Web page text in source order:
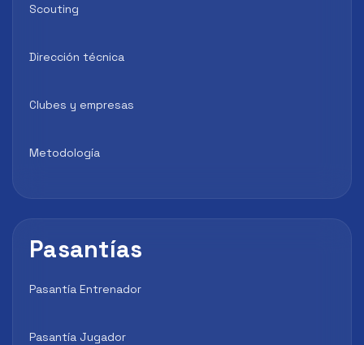
Scouting
Dirección técnica
Clubes y empresas
Metodología
Pasantías
Pasantía Entrenador
Pasantía Jugador